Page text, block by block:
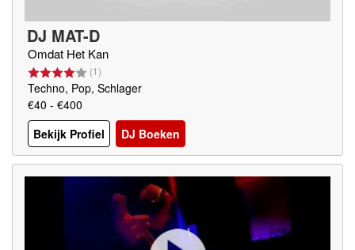
DJ MAT-D
Omdat Het Kan
(1)
Techno, Pop, Schlager
€40 - €400
Bekijk Profiel
DJ Boeken